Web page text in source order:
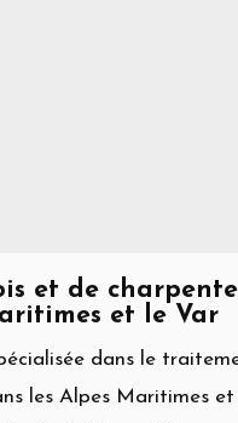
et de charpente
et le Var
dans le
les Alpes Maritimes et